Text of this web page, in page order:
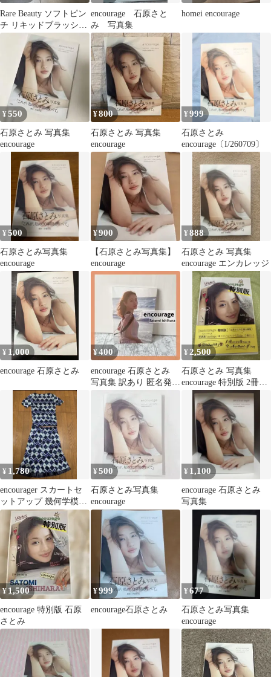
Rare Beauty ソフトピン
チ リキッドブラッシュ
ENCOURAGE
encourage 石原さと
み 写真集
homei encourage
¥550
石原さとみ 写真集
encourage
¥800
石原さとみ 写真集
encourage
¥999
石原さとみ
encourage〔I/260709〕
¥500
石原さとみ写真集
encourage
¥900
【石原さとみ写真集】
encourage
¥888
石原さとみ 写真集
encourage エンカレッジ
¥ 1,000
encourage 石原さとみ
¥400
encourage 石原さとみ
写真集 訳あり 匿名発送
いしはらさとみ女優中
古品
¥ 2,500
石原さとみ 写真集
encourage 特別版 2冊セ
ット
¥ 1,780
encourager スカートセ
ットアップ 幾何学模様
サイズ64
¥500
石原さとみ写真集
encourage
¥ 1,100
encourage 石原さとみ
写真集
¥ 1,500
encourage 特別版 石原
さとみ
¥999
encourage石原さとみ
¥677
石原さとみ写真集
encourage